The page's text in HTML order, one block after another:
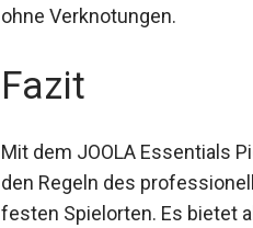
ohne Verknotungen.
Fazit
Mit dem JOOLA Essentials
den Regeln des
festen Spielorten. Es bietet